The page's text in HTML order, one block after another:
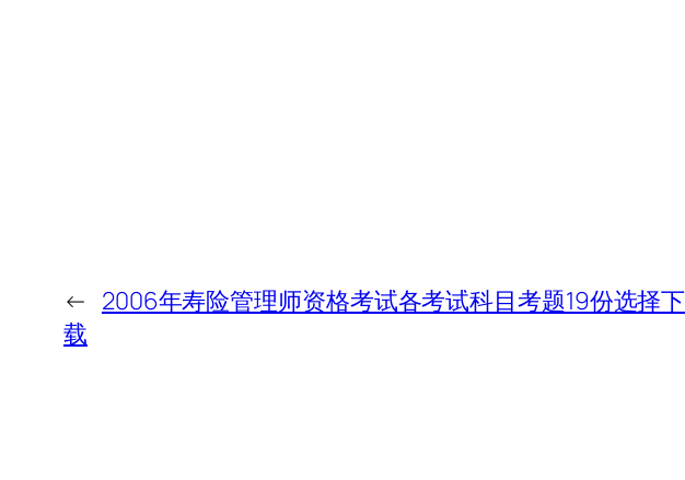
← 2006年寿险管理师资格考试各考试科目考题19份选择下
载